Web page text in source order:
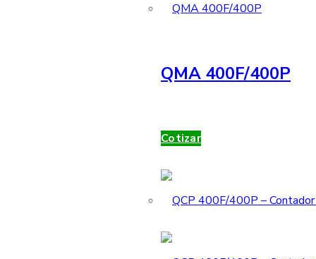
QMA 400F/400P
Cotizar